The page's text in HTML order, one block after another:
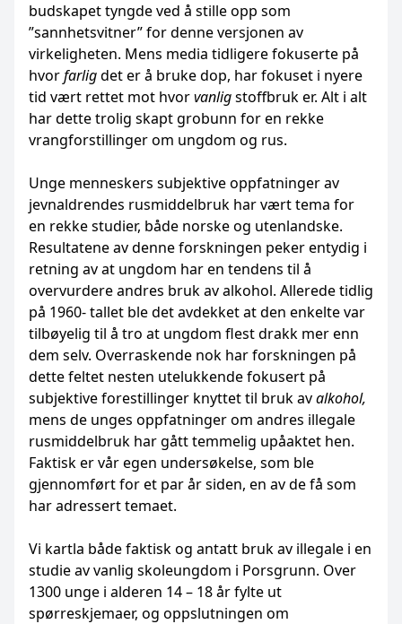
budskapet tyngde ved å stille opp som
”sannhetsvitner” for denne versjonen av
virkeligheten. Mens media tidligere fokuserte på
hvorfarligdet er å bruke dop, har fokuset i nyere
tid vært rettet mot hvorvanligstoffbruk er. Alt i alt
har dette trolig skapt grobunn for en rekke
vrangforstillinger om ungdom og rus.
Unge menneskers subjektive oppfatninger av
jevnaldrendes rusmiddelbruk har vært tema for
en rekke studier, både norske og utenlandske.
Resultatene av denne forskningen peker entydig i
retning av at ungdom har en tendens til å
overvurdere andres bruk av alkohol. Allerede tidlig
på 1960- tallet ble det avdekket at den enkelte var
tilbøyelig til å tro at ungdom flest drakk mer enn
dem selv. Overraskende nok har forskningen på
dette feltet nesten utelukkende fokusert på
subjektive forestillinger knyttet til bruk avalkohol,
mens de unges oppfatninger om andres illegale
rusmiddelbruk har gått temmelig upåaktet hen.
Faktisk er vår egen undersøkelse, som ble
gjennomført for et par år siden, en av de få som
har adressert temaet.
Vi kartla både faktisk og antatt bruk av illegale i en
studie av vanlig skoleungdom i Porsgrunn. Over
1300 unge i alderen 14 – 18 år fylte ut
spørreskjemaer, og oppslutningen om